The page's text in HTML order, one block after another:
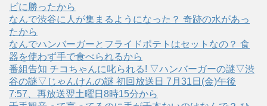
ビに勝ったから
なんで渋谷に人が集まるようになった？ 奇跡の水があっ
たから
なんでハンバーガーとフライドポテトはセットなの？ 食
器を使わず手で食べられるから
番組告知 チコちゃんに叱られる! ▽ハンバーガーの謎▽渋
谷の謎▽じゃんけんの謎 初回放送日 7月31日(金)午後
7:57、再放送翌土曜日8時15分から